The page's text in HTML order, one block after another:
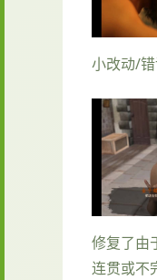
小改动/错
修复了由
连贯或不